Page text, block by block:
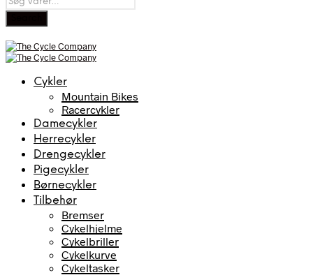
Cykler
Mountain Bikes
Racercykler
Damecykler
Herrecykler
Drengecykler
Pigecykler
Børnecykler
Tilbehør
Bremser
Cykelhjelme
Cykelbriller
Cykelkurve
Cykeltasker